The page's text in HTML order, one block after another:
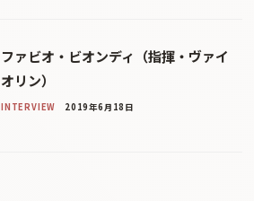
ファビオ・ビオンディ（指揮・ヴァイ
オリン）
INTERVIEW 2019年6月18日